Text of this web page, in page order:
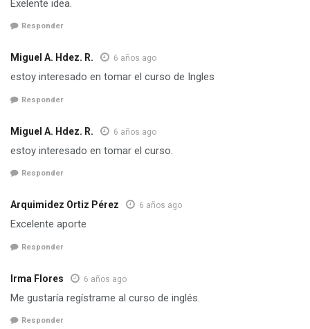
Exelente idea.
Responder
Miguel A. Hdez. R. 6 años ago
estoy interesado en tomar el curso de Ingles
Responder
Miguel A. Hdez. R. 6 años ago
estoy interesado en tomar el curso.
Responder
Arquimidez Ortiz Pérez 6 años ago
Excelente aporte
Responder
Irma Flores 6 años ago
Me gustaría regístrame al curso de inglés.
Responder